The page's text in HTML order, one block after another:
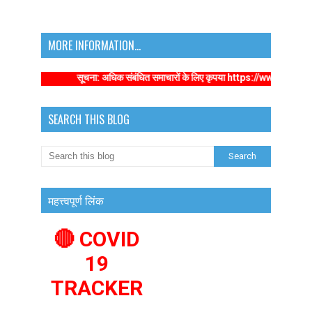
MORE INFORMATION...
सूचना: अधिक संबंधित समाचारों के लिए कृपया https://
SEARCH THIS BLOG
महत्त्वपूर्ण लिंक
🔴 COVID
19
TRACKER